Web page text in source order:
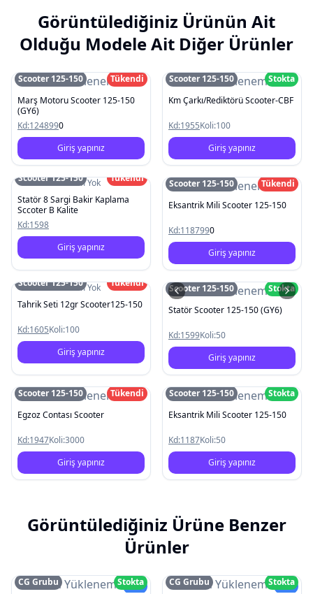
Görüntülediğiniz Ürünün Ait
Olduğu Modele Ait Diğer Ürünler
Resim Yüklenemedi
Scooter 125-150
Tükendi
Marş Motoru Scooter 125-150
(GY6)
Kd:1248990
Giriş yapınız
Resim Yüklenemedi
Scooter 125-150
Stokta
Km Çarkı/Rediktörü Scooter-CBF
Kd:1955Koli:100
Giriş yapınız
Resim Yok
Scooter 125-150
Tükendi
Statör 8 Sargi Bakir Kaplama
Sccoter B Kalite
Kd:1598
Giriş yapınız
Resim Yüklenemedi
Scooter 125-150
Tükendi
Eksantrik Mili Scooter 125-150
Kd:1187990
Giriş yapınız
Resim Yok
Scooter 125-150
Tükendi
Tahrik Seti 12gr Scooter125-150
Kd:1605Koli:100
Giriş yapınız
Resim Yüklenemedi
Scooter 125-150
Stokta
Statör Scooter 125-150 (GY6)
Kd:1599Koli:50
Giriş yapınız
Resim Yüklenemedi
Scooter 125-150
Tükendi
Egzoz Contası Scooter
Kd:1947Koli:3000
Giriş yapınız
Resim Yüklenemedi
Scooter 125-150
Stokta
Eksantrik Mili Scooter 125-150
Kd:1187Koli:50
Giriş yapınız
Görüntülediğiniz Ürüne Benzer
Ürünler
Resim YüklenemediYeni
CG Grubu
Stokta
Resim YüklenemediYeni
CG Grubu
Stokta